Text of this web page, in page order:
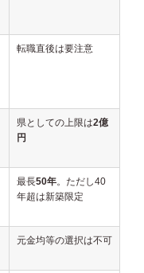
転職直後は要注意
県としての上限は2億
円
最長50年。ただし40
年超は新築限定
元金均等の選択は不可